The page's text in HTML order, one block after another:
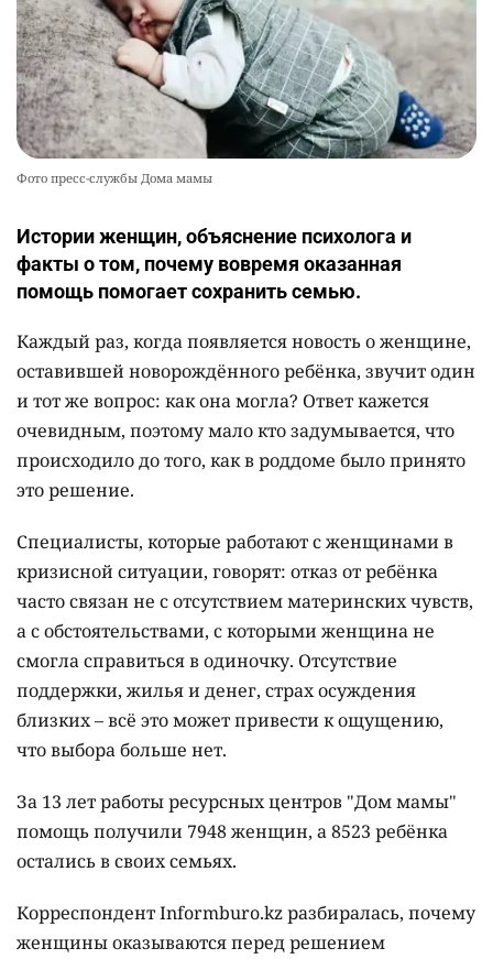
2378 0 13
Фото пресс-службы Дома мамы
Истории женщин, объяснение психолога и
факты о том, почему вовремя оказанная
помощь помогает сохранить семью.
Каждый раз, когда появляется новость о женщине,
оставившей новорождённого ребёнка, звучит один
и тот же вопрос: как она могла? Ответ кажется
очевидным, поэтому мало кто задумывается, что
происходило до того, как в роддоме было принято
это решение.
Специалисты, которые работают с женщинами в
кризисной ситуации, говорят: отказ от ребёнка
часто связан не с отсутствием материнских чувств,
а с обстоятельствами, с которыми женщина не
смогла справиться в одиночку. Отсутствие
поддержки, жилья и денег, страх осуждения
близких – всё это может привести к ощущению,
что выбора больше нет.
За 13 лет работы ресурсных центров "Дом мамы"
помощь получили 7948 женщин, а 8523 ребёнка
остались в своих семьях.
Корреспондент Informburo.kz разбиралась, почему
женщины оказываются перед решением